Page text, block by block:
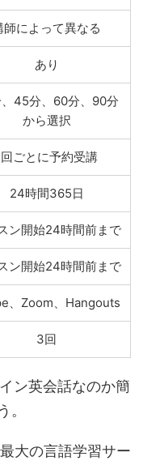
師によって異なる
あり
45分、60分、90分
から選択
回ごとに予約受講
24時間365日
ン開始24時間前まで
ン開始24時間前まで
、Zoom、Hangouts
3回
ン英会話なのか簡
。
大の言語学習サー